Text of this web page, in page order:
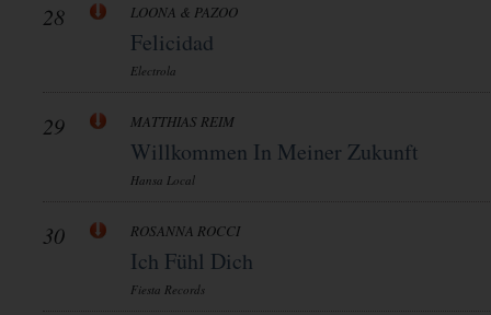
28 LOONA & PAZOO
Felicidad
Electrola
29 MATTHIAS REIM
Willkommen In Meiner Zukunft
Hansa Local
30 ROSANNA ROCCI
Ich Fühl Dich
Fiesta Records